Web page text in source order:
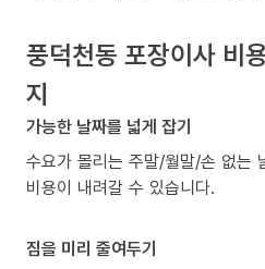
풍덕천동 포장이사 비
지
가능한 날짜를 넓게 잡기
수요가 몰리는 주말/월말/손 없는
비용이 내려갈 수 있습니다.
짐을 미리 줄여두기